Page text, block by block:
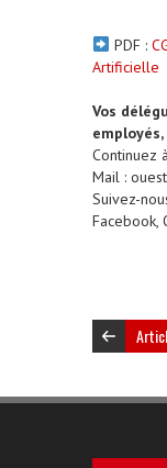
PDF :
Artificielle
Vos
Continuez
Mail :
Suivez-
Facebook,